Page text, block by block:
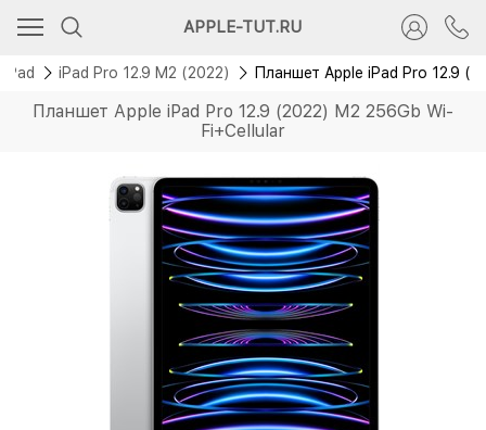
APPLE-TUT.RU
iPad Pro 12.9 M2 (2022) Планшет Apple iPad Pro 12.9
Планшет Apple iPad Pro 12.9 (2022) M2 256Gb Wi-
Fi+Cellular